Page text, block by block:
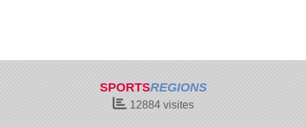
SPORTSREGIONS
12884visites